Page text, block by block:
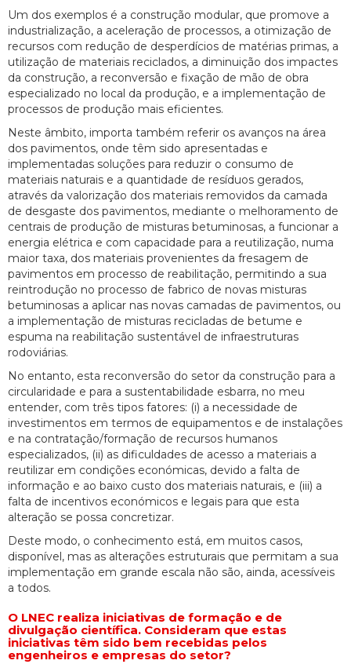
Um dos exemplos é a construção modular, que promove a
industrialização, a aceleração de processos, a otimização de
recursos com redução de desperdícios de matérias primas, a
utilização de materiais reciclados, a diminuição dos impactes
da construção, a reconversão e fixação de mão de obra
especializado no local da produção, e a implementação de
processos de produção mais eficientes.
Neste âmbito, importa também referir os avanços na área
dos pavimentos, onde têm sido apresentadas e
implementadas soluções para reduzir o consumo de
materiais naturais e a quantidade de resíduos gerados,
através da valorização dos materiais removidos da camada
de desgaste dos pavimentos, mediante o melhoramento de
centrais de produção de misturas betuminosas, a funcionar a
energia elétrica e com capacidade para a reutilização, numa
maior taxa, dos materiais provenientes da fresagem de
pavimentos em processo de reabilitação, permitindo a sua
reintrodução no processo de fabrico de novas misturas
betuminosas a aplicar nas novas camadas de pavimentos, ou
a implementação de misturas recicladas de betume e
espuma na reabilitação sustentável de infraestruturas
rodoviárias.
No entanto, esta reconversão do setor da construção para a
circularidade e para a sustentabilidade esbarra, no meu
entender, com três tipos fatores: (i) a necessidade de
investimentos em termos de equipamentos e de instalações
e na contratação/formação de recursos humanos
especializados, (ii) as dificuldades de acesso a materiais a
reutilizar em condições económicas, devido a falta de
informação e ao baixo custo dos materiais naturais, e (iii) a
falta de incentivos económicos e legais para que esta
alteração se possa concretizar.
Deste modo, o conhecimento está, em muitos casos,
disponível, mas as alterações estruturais que permitam a sua
implementação em grande escala não são, ainda, acessíveis
a todos.
O LNEC realiza iniciativas de formação e de
divulgação científica. Consideram que estas
iniciativas têm sido bem recebidas pelos
engenheiros e empresas do setor?